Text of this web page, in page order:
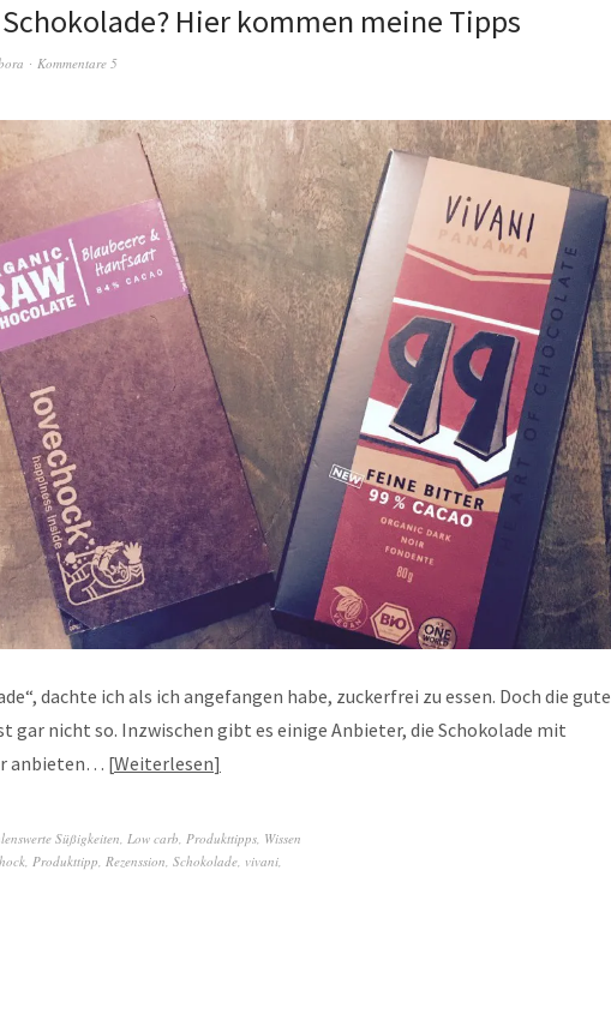
Hier kommen meine Tipps
Kommentare 5
dachte ich als ich angefangen habe, zuckerfrei zu essen. Doch die gute
gar nicht so. Inzwischen gibt es einige Anbieter, die Schokolade mit
anbieten… Weiterlesen
Süßigkeiten Low carb Produkttipps Wissen
Produkttipp Rezenssion Schokolade vivani